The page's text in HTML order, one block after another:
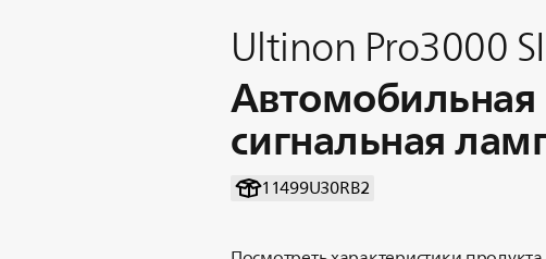
Ultinon Pro3000 SI
Автомобильная
сигнальная
11499U30RB2